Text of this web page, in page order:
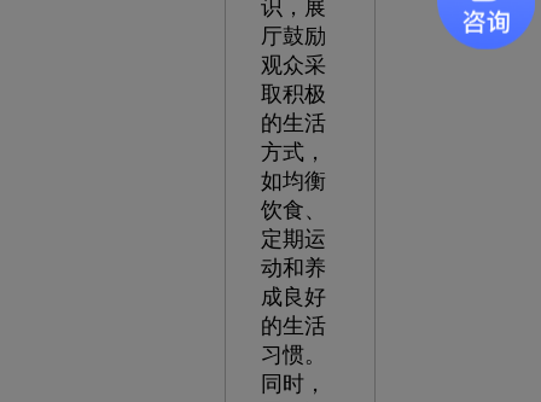
识，展
厅鼓励
观众采
取积极
的生活
方式，
如均衡
饮食、
定期运
动和养
成良好
的生活
习惯。
同时，